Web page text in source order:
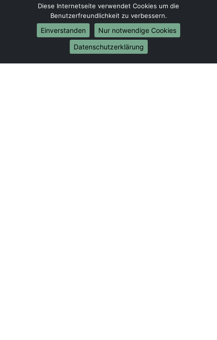
Umzug von Wuppertal nach Bielefeld
Umzug von Wuppertal nach Bonn
Umzug von Wuppertal nach Münster
Internationale-Umzüge
Umzug von Wuppertal nach Brasilien
Diese Internetseite verwendet Cookies um die
Benutzerfreundlichkeit zu verbessern.
Einverstanden
Nur notwendige Cookies
Datenschutzerklärung